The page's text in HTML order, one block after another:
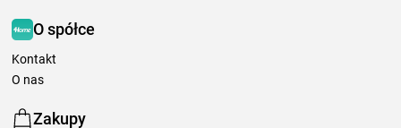
O spółce
Kontakt
O nas
Zakupy